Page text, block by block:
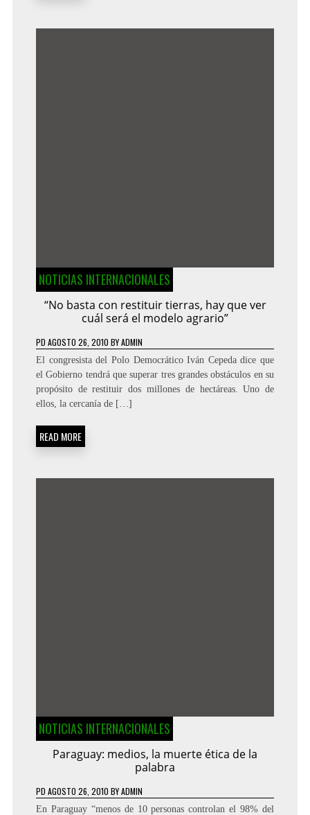
NOTICIAS INTERNACIONALES
“No basta con restituir tierras, hay que ver
cuál será el modelo agrario”
PD AGOSTO 26, 2010 BYADMIN
El congresista del Polo Democrático Iván Cepeda dice que
el Gobierno tendrá que superar tres grandes obstáculos en su
propósito de restituir dos millones de hectáreas. Uno de
ellos, la cercanía de […]
READ MORE
NOTICIAS INTERNACIONALES
Paraguay: medios, la muerte ética de la
palabra
PD AGOSTO 26, 2010 BYADMIN
En Paraguay “menos de 10 personas controlan el 98% del